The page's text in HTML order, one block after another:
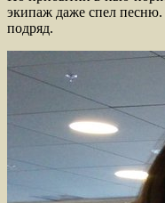
экипаж даже спел
подряд.